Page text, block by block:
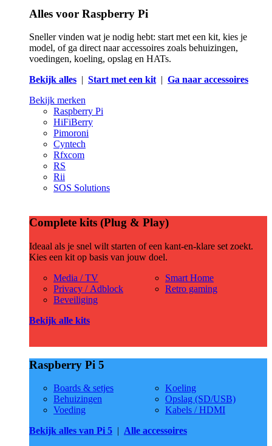
Alles voor Raspberry Pi
Sneller vinden wat je nodig hebt: start met een kit, kies je
model, of ga direct naar accessoires zoals behuizingen,
voedingen, koeling, opslag en HATs.
Bekijk alles | Start met een kit| Ga naar accessoires
Bekijk merken
Raspberry Pi
HiFiBerry
Pimoroni
Cyntech
Rfxcom
RS
Rii
SOS Solutions
Complete kits (Plug & Play)
Ideaal als je snel wilt starten of een kant-en-klare set zoekt.
Kies een kit op basis van jouw doel.
Media / TV
Privacy / Adblock
Beveiliging
Smart Home
Retro gaming
Bekijk alle kits
Raspberry Pi 5
Boards & setjes
Behuizingen
Voeding
Koeling
Opslag (SD/USB)
Kabels / HDMI
Bekijk alles van Pi 5 | Alle accessoires